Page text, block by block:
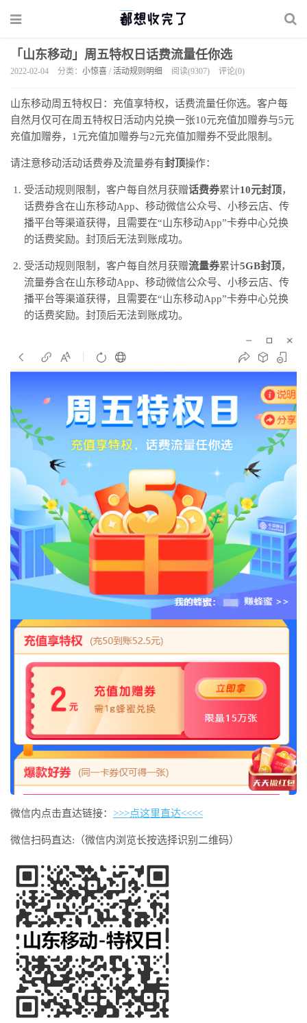
「山东移动」周五特权日话费流量任你选
2022-02-04 分类： 小惊喜 / 活动规则明细 阅读(9307) 评论(0)
山东移动周五特权日：充值享特权，话费流量任你选。客户每
自然月仅可在周五特权日活动内兑换一张10元充值加赠券与5元
充值加赠券，1元充值加赠券与2元充值加赠券不受此限制。
请注意移动活动话费券及流量券有封顶操作：
受活动规则限制，客户每自然月获赠话费券累计10元封顶，
话费券含在山东移动App、移动微信公众号、小移云店、传
播平台等渠道获得，且需要在“山东移动App”卡券中心兑换
的话费奖励。封顶后无法到账成功。
受活动规则限制，客户每自然月获赠流量券累计5GB封顶，
流量券含在山东移动App、移动微信公众号、小移云店、传
播平台等渠道获得，且需要在“山东移动App”卡券中心兑换
的话费奖励。封顶后无法到账成功。
微信内点击直达链接： >>>点这里直达<<<<
微信扫码直达:（微信内浏览长按选择识别二维码）